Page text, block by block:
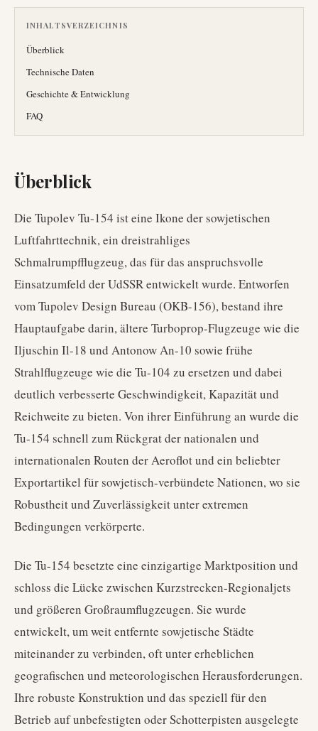
INHALTSVERZEICHNIS
Überblick
Technische Daten
Geschichte & Entwicklung
FAQ
Überblick
Die Tupolev Tu-154 ist eine Ikone der sowjetischen
Luftfahrttechnik, ein dreistrahliges
Schmalrumpfflugzeug, das für das anspruchsvolle
Einsatzumfeld der UdSSR entwickelt wurde. Entworfen
vom Tupolev Design Bureau (OKB-156), bestand ihre
Hauptaufgabe darin, ältere Turboprop-Flugzeuge wie die
Iljuschin Il-18 und Antonow An-10 sowie frühe
Strahlflugzeuge wie die Tu-104 zu ersetzen und dabei
deutlich verbesserte Geschwindigkeit, Kapazität und
Reichweite zu bieten. Von ihrer Einführung an wurde die
Tu-154 schnell zum Rückgrat der nationalen und
internationalen Routen der Aeroflot und ein beliebter
Exportartikel für sowjetisch-verbündete Nationen, wo sie
Robustheit und Zuverlässigkeit unter extremen
Bedingungen verkörperte.
Die Tu-154 besetzte eine einzigartige Marktposition und
schloss die Lücke zwischen Kurzstrecken-Regionaljets
und größeren Großraumflugzeugen. Sie wurde
entwickelt, um weit entfernte sowjetische Städte
miteinander zu verbinden, oft unter erheblichen
geografischen und meteorologischen Herausforderungen.
Ihre robuste Konstruktion und das speziell für den
Betrieb auf unbefestigten oder Schotterpisten ausgelegte